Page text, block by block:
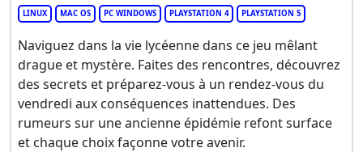
LINUX MAC OS PC WINDOWS PLAYSTATION 4 PLAYSTATION 5
Naviguez dans la vie lycéenne dans ce jeu mêlant
drague et mystère. Faites des rencontres, découvrez
des secrets et préparez-vous à un rendez-vous du
vendredi aux conséquences inattendues. Des
rumeurs sur une ancienne épidémie refont surface
et chaque choix façonne votre avenir.